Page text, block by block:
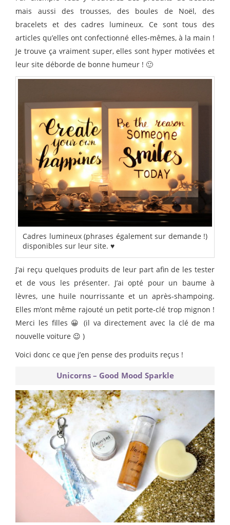
mais aussi des trousses, des boules de Noël, des
bracelets et des cadres lumineux. Ce sont tous des
articles qu’elles ont confectionné elles-mêmes, à la main !
Je trouve ça vraiment super, elles sont hyper motivées et
leur site déborde de bonne humeur ! 🙂
Cadres lumineux (phrases également sur demande !)
disponibles sur leur site. ♥
J’ai reçu quelques produits de leur part afin de les tester
et de vous les présenter. J’ai opté pour un baume à
lèvres, une huile nourrissante et un après-shampoing.
Elles m’ont même rajouté un petit porte-clé trop mignon !
Merci les filles 😀 (il va directement avec la clé de ma
nouvelle voiture 😉 )
Voici donc ce que j’en pense des produits reçus !
Unicorns – Good Mood Sparkle